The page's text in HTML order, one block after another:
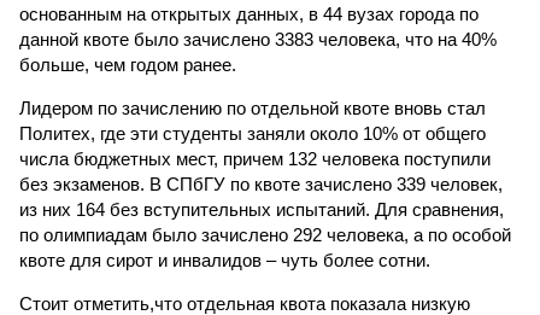
основанным на открытых данных, в 44 вузах города по
данной квоте было зачислено 3383 человека, что на 40%
больше, чем годом ранее.
Лидером по зачислению по отдельной квоте вновь стал
Политех, где эти студенты заняли около 10% от общего
числа бюджетных мест, причем 132 человека поступили
без экзаменов. В СПбГУ по квоте зачислено 339 человек,
из них 164 без вступительных испытаний. Для сравнения,
по олимпиадам было зачислено 292 человека, а по особой
квоте для сирот и инвалидов – чуть более сотни.
Стоит отметить,что отдельная квота показала низкую